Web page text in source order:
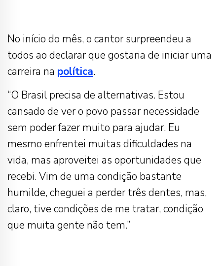
No início do mês, o cantor surpreendeu a
todos ao declarar que gostaria de iniciar uma
carreira na política.
“O Brasil precisa de alternativas. Estou
cansado de ver o povo passar necessidade
sem poder fazer muito para ajudar. Eu
mesmo enfrentei muitas dificuldades na
vida, mas aproveitei as oportunidades que
recebi. Vim de uma condição bastante
humilde, cheguei a perder três dentes, mas,
claro, tive condições de me tratar, condição
que muita gente não tem.”